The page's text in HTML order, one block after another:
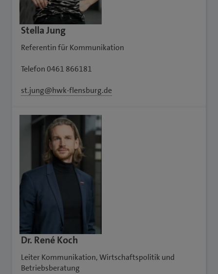
Stella Jung
Referentin für Kommunikation
Telefon 0461 866181
st.jung@hwk-flensburg.de
Dr. René Koch
Leiter Kommunikation, Wirtschaftspolitik und
Betriebsberatung